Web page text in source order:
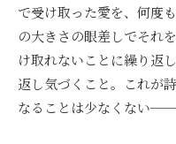
で受け取った愛を、何度
の大きさの眼差しでそれ
け取れないことに繰り返
返し気づくこと。これが
なることは少なくない──